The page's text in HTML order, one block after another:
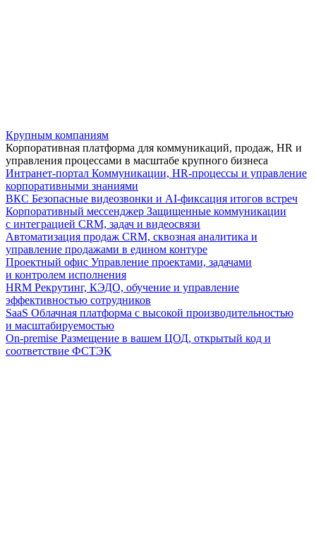
Крупным компаниям
Корпоративная платформа для коммуникаций, продаж, HR и
управления процессами в масштабе крупного бизнеса
Интранет-портал Коммуникации, HR-процессы и управление
корпоративными знаниями
ВКС Безопасные видеозвонки и AI-фиксация итогов встреч
Корпоративный мессенджер Защищенные коммуникации
с интеграцией CRM, задач и видеосвязи
Автоматизация продаж CRM, сквозная аналитика и
управление продажами в едином контуре
Проектный офис Управление проектами, задачами
и контролем исполнения
HRM Рекрутинг, КЭДО, обучение и управление
эффективностью сотрудников
SaaS Облачная платформа с высокой производительностью
и масштабируемостью
On-premise Размещение в вашем ЦОД, открытый код и
соответствие ФСТЭК